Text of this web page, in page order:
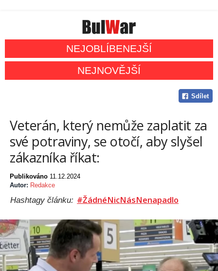
NEJOBLÍBENEJŠÍ
NEJNOVĚJŠÍ
Sdílet
Veterán, který nemůže zaplatit za
své potraviny, se otočí, aby slyšel
zákazníka říkat:
Publikováno 11.12.2024
Autor: Redakce
Hashtagy článku: #ŽádnéNicNásNenapadlo